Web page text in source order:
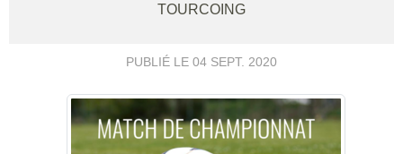
TOURCOING
PUBLIÉ LE 04 SEPT. 2020